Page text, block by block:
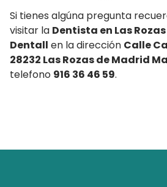
Si tienes algúna pregunta
visitar la Dentista en Las
Dentall en la dirección Calle
28232 Las Rozas de Madrid
telefono 916 36 46 59.